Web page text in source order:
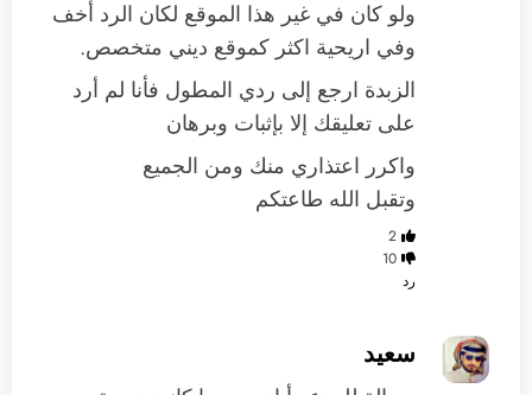
ولو كان في غير هذا الموقع لكان الرد أخف
وفي اريحية اكثر كموقع ديني متخصص.
الزبدة ارجع إلى ردي المطول فأنا لم أرد
على تعليقك إلا بإثبات وبرهان
واكرر اعتذاري منك ومن الجميع
وتقبل الله طاعتكم
2
10
رد
سعيد